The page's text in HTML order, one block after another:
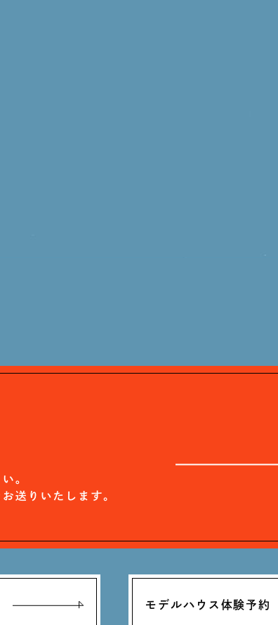
モデルハウス体験予約